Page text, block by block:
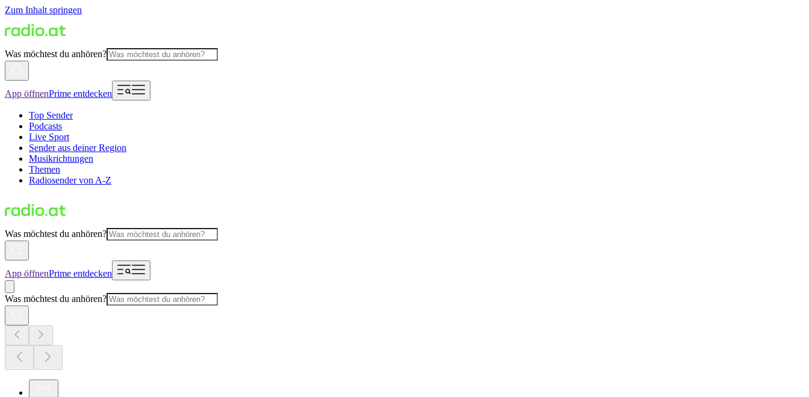
Zum Inhalt springen
Was möchtest du anhören?
App öffnenPrime entdecken
Top Sender
Podcasts
Live Sport
Sender aus deiner Region
Musikrichtungen
Themen
Radiosender von A-Z
Was möchtest du anhören?
App öffnenPrime entdecken
Was möchtest du anhören?